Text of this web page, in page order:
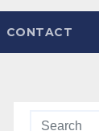
CONTACT